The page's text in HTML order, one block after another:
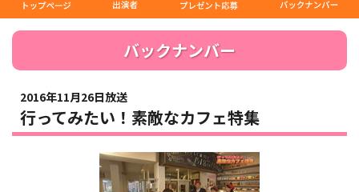
バックナンバー
2016年11月26日放送
行ってみたい！素敵なカフェ特集